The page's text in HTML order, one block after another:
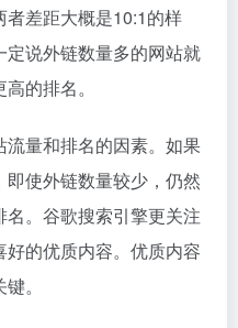
差距大概是10:1的样
说外链数量多的网站就
的排名。
量和排名的因素。如果
使外链数量较少，仍然
。谷歌搜索引擎更关注
的优质内容。优质内容
。